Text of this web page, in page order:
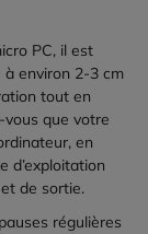
PC, il est
à environ 2-3 cm
tout en
que votre
en
d’exploitation
de sortie.
régulières